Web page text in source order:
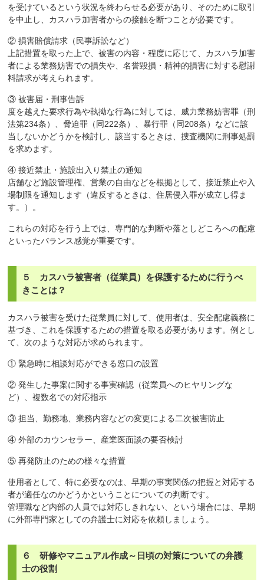
を受けているという状況を終わらせる必要があり、そのために取引
を中止し、カスハラ加害者からの接触を断つことが必要です。
② 損害賠償請求（民事訴訟など）
上記措置を取った上で、被害の内容・程度に応じて、カスハラ加害
者による業務妨害での損失や、名誉毀損・精神的損害に対する慰謝
料請求が考えられます。
③ 被害届・刑事告訴
度を越えた要求行為や執拗な行為に対しては、威力業務妨害罪（刑
法第234条）、脅迫罪（同222条）、暴行罪（同208条）などに該
当しないかどうかを検討し、該当するときは、捜査機関に刑事処罰
を求めます。
④ 接近禁止・施設出入り禁止の通知
店舗など施設管理権、営業の自由などを根拠として、接近禁止や入
場制限を通知します（違反するときは、住居侵入罪が成立し得ま
す。）。
これらの対応を行う上では、専門的な判断や落としどころへの配慮
といったバランス感覚が重要です。
５ カスハラ被害者（従業員）を保護するために行うべ
きことは？
カスハラ被害を受けた従業員に対して、使用者は、安全配慮義務に
基づき、これを保護するための措置を取る必要があります。例とし
て、次のような対応が求められます。
① 緊急時に相談対応ができる窓口の設置
② 発生した事案に関する事実確認（従業員へのヒヤリングな
ど）、複数名での対応指示
③ 担当、勤務地、業務内容などの変更による二次被害防止
④ 外部のカウンセラー、産業医面談の要否検討
⑤ 再発防止のための様々な措置
使用者として、特に必要なのは、早期の事実関係の把握と対応する
者が適任なのかどうかということについての判断です。
管理職など内部の人員では対応しきれない、という場合には、早期
に外部専門家としての弁護士に対応を依頼しましょう。
６ 研修やマニュアル作成～日頃の対策についての弁護
士の役割